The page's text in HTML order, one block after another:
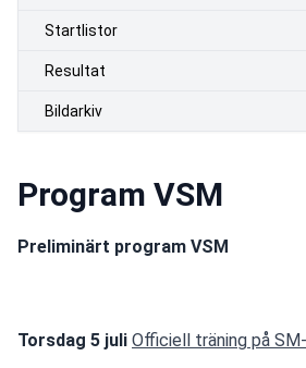
Startlistor
Resultat
Bildarkiv
Program VSM
Preliminärt program VSM
Torsdag 5 juli Officiell träning på